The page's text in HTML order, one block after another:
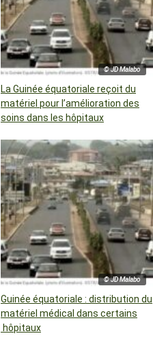
© JD Malabo
La Guinée équatoriale reçoit du
matériel pour l’amélioration des
soins dans les hôpitaux
© JD Malabo
Guinée équatoriale : distribution du
matériel médical dans certains
hôpitaux